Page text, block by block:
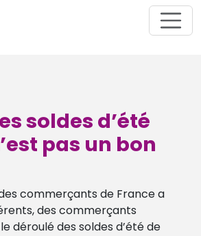
soldes d’été
pas un bon
commerçants de France a
des commerçants
déroulé des soldes d’été de